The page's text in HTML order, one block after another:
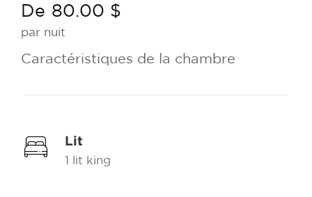
De 80.00 $
par nuit
Caractéristiques de la chambre
Lit
1 lit king